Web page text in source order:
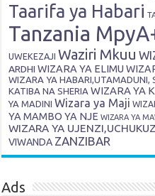
Taarifa ya Habari
Tanzania
UWEKEZAJI Waziri Mkuu
ARDHI WIZARA YA ELIMU
WIZARA YA HABARI,UTAMADUNI,
KATIBA NA SHERIA WIZARA YA
YA MADINI Wizara ya Maji
YA MAMBO YA NJE WIZARA YA
WIZARA YA
VIWANDA ZANZIBAR
Ads